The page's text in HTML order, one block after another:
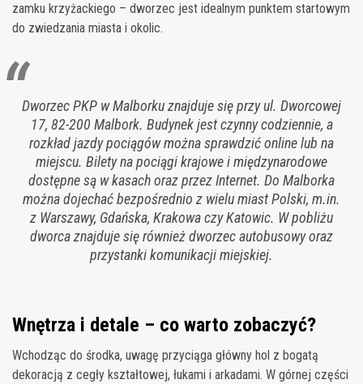
zamku krzyżackiego – dworzec jest idealnym punktem startowym
do zwiedzania miasta i okolic.
Dworzec PKP w Malborku znajduje się przy ul. Dworcowej
17, 82-200 Malbork. Budynek jest czynny codziennie, a
rozkład jazdy pociągów można sprawdzić online lub na
miejscu. Bilety na pociągi krajowe i międzynarodowe
dostępne są w kasach oraz przez Internet. Do Malborka
można dojechać bezpośrednio z wielu miast Polski, m.in.
z Warszawy, Gdańska, Krakowa czy Katowic. W pobliżu
dworca znajduje się również dworzec autobusowy oraz
przystanki komunikacji miejskiej.
Wnętrza i detale – co warto zobaczyć?
Wchodząc do środka, uwagę przyciąga główny hol z bogatą
dekoracją z cegły kształtowej, łukami i arkadami. W górnej części